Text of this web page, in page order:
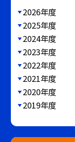
2026年度
2025年度
2024年度
2023年度
2022年度
2021年度
2020年度
2019年度